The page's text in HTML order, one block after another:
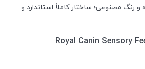
رنگ مصنوعی؛ ساختار کاملاً استاندارد و